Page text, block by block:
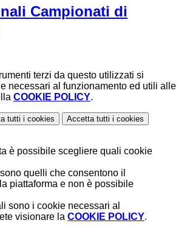
Campionati di
terzi da questo utilizzati si
necessari al funzionamento ed utili alle
COOKIE POLICY.
tutti i cookies Accetta tutti i cookies
è possibile scegliere quali cookie
quelli che consentono il
piattaforma e non è possibile
sono i cookie necessari al
visionare la COOKIE POLICY.